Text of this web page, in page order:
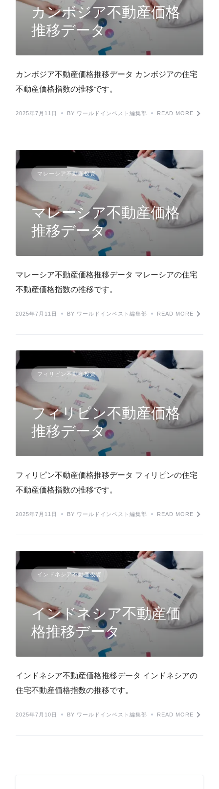
カンボジア不動産価格
推移データ
カンボジア不動産価格推移データ カンボジアの住宅
不動産価格指数の推移です。
2025年7月11日 BY ワールドインベスト編集部 READ MORE
マレーシア不動産投資
マレーシア不動産価格
推移データ
マレーシア不動産価格推移データ マレーシアの住宅
不動産価格指数の推移です。
2025年7月11日 BY ワールドインベスト編集部 READ MORE
フィリピン不動産投資
フィリピン不動産価格
推移データ
フィリピン不動産価格推移データ フィリピンの住宅
不動産価格指数の推移です。
2025年7月11日 BY ワールドインベスト編集部 READ MORE
インドネシア不動産投資
インドネシア不動産価
格推移データ
インドネシア不動産価格推移データ インドネシアの
住宅不動産価格指数の推移です。
2025年7月10日 BY ワールドインベスト編集部 READ MORE